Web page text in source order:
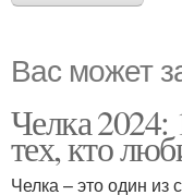
Вас может
Челка 2024:
тех, кто
Челка – это один